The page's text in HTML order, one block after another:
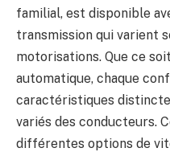
familial, est disponible
transmission qui varient
motorisations. Que ce
automatique, chaque
caractéristiques
variés des conducteurs.
différentes options de